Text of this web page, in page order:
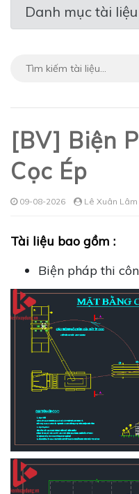
Danh mục tài liệu
[BV] Biện
Cọc Ép
09-08-2026 Lê Xuân Lâm
Tài liệu bao gồm :
Biện pháp thi